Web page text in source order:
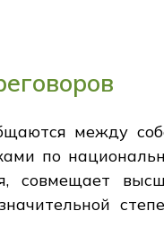
между
по
совмещает